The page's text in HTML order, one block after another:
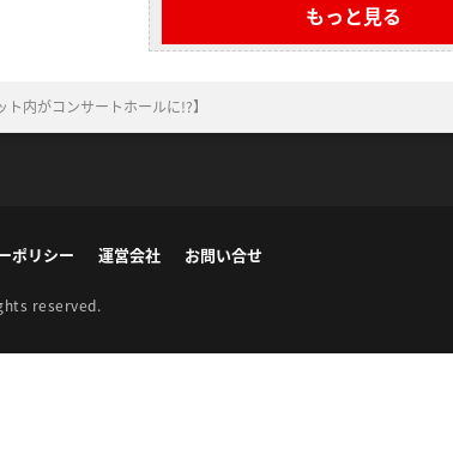
もっと見る
内がコンサートホールに!?】
ポリシー 運営会社 お問い合せ
reserved.